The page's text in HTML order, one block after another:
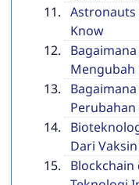
Astronauts
Know
Mengubah
Dari
Blockchain